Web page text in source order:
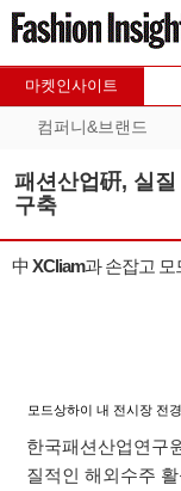
마켓인사이트
컴퍼니&브랜드
패션산업硏, 실
구축
中 XCliam과 손잡고
모드상하이 내 전시장 전경
한국패션산업연구
질적인 해외수주